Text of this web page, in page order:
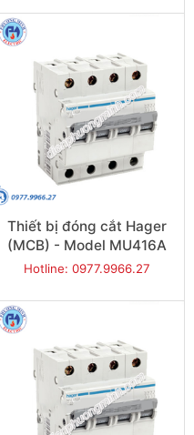
Thiết bị đóng cắt Hager
(MCB) - Model MU416A
Hotline: 0977.9966.27